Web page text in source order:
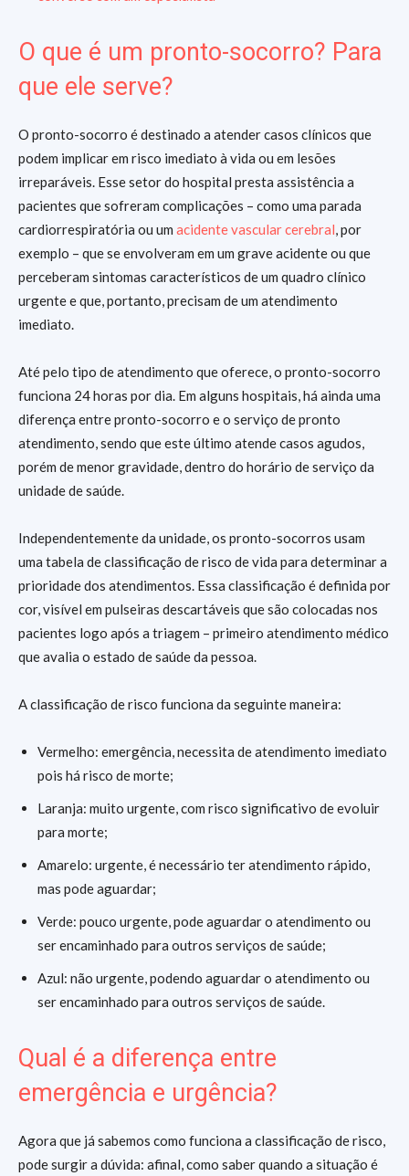
O que é um pronto-socorro? Para
que ele serve?
O pronto-socorro é destinado a atender casos clínicos que
podem implicar em risco imediato à vida ou em lesões
irreparáveis. Esse setor do hospital presta assistência a
pacientes que sofreram complicações – como uma parada
cardiorrespiratória ou um acidente vascular cerebral, por
exemplo – que se envolveram em um grave acidente ou que
perceberam sintomas característicos de um quadro clínico
urgente e que, portanto, precisam de um atendimento
imediato.
Até pelo tipo de atendimento que oferece, o pronto-socorro
funciona 24 horas por dia. Em alguns hospitais, há ainda uma
diferença entre pronto-socorro e o serviço de pronto
atendimento, sendo que este último atende casos agudos,
porém de menor gravidade, dentro do horário de serviço da
unidade de saúde.
Independentemente da unidade, os pronto-socorros usam
uma tabela de classificação de risco de vida para determinar a
prioridade dos atendimentos. Essa classificação é definida por
cor, visível em pulseiras descartáveis que são colocadas nos
pacientes logo após a triagem – primeiro atendimento médico
que avalia o estado de saúde da pessoa.
A classificação de risco funciona da seguinte maneira:
Vermelho: emergência, necessita de atendimento imediato
pois há risco de morte;
Laranja: muito urgente, com risco significativo de evoluir
para morte;
Amarelo: urgente, é necessário ter atendimento rápido,
mas pode aguardar;
Verde: pouco urgente, pode aguardar o atendimento ou
ser encaminhado para outros serviços de saúde;
Azul: não urgente, podendo aguardar o atendimento ou
ser encaminhado para outros serviços de saúde.
Qual é a diferença entre
emergência e urgência?
Agora que já sabemos como funciona a classificação de risco,
pode surgir a dúvida: afinal, como saber quando a situação é